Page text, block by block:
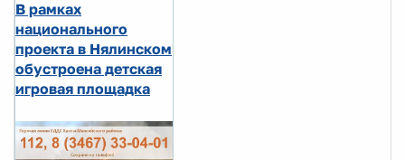
В рамках
национального
проекта в Нялинском
обустроена детская
игровая площадка